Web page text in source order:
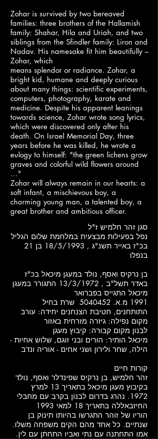
סגן זהר חלמיש ז"ל
נפל בפעילות מבצעית במלחמת שלום הגליל
בכ"ז באייר תשנ"ג , 18/5/1993 בן 21
בנפלו
בן נרקיס ואסף, נולד במעגן מיכאל בכ"ז
באדר תשל"ב , 13/3/1972 התגורר במעגן
מיכאל התגייס בפברואר
1991 מ.א.
5040452 שרת בחיל
התותחנים, חטיבת הצנחנים יחידה: עורב
מקום נפילה: גיזרה מזרחית באזור
לבנון מקום קבורה: קיבוץ מעגן
מיכאל הותיר: הורים ובני זוגם, שלוש אחיות -
הילה, שחר ולירון ושני אחים - אוריה ונדב
קורות חיים
זהר חלמיש, בן נרקיס שפינדלר ואסף, נולד
בקיבוץ מעגן מיכאל בתאריך 13 למרץ
1972. נהרג בדרום לבנון בקרב עם מחבלי
החיזבאללה בתאריך 18 למאי 1993
הוריו של זוהר התגרשו בהיותו תינוק בן
שנתיים. כל אחד מהם הקים משפחה משלו.
אמו התחתנה עם נתי ואביו התחתן עם לין.
Zohar is survived by two bereaved
families: three brothers of the Hallamish
family: Shahar, Hila and Uriah, and two
siblings from the Sfindler family: Liron and
Nadav. His namesake fit him beautifully –
Zohar, which
means splendor or radiance. Zohar, a
bright kid, humane and deeply curious
about many things: scientific experiments,
computers, photography, karate and
medicine. Despite his apparent leanings
towards science, Zohar wrote song lyrics,
which were discovered only after his
death. On Israel Memorial Day, three
years before he was killed, he wrote a
eulogy to himself: "the green lichens grow
graves and colorful wild flowers around
..."
Zohar will always remain in our hearts: a
soft infant, a mischievous boy, a
charming young man, a talented boy, a
great brother and ambitious officer.